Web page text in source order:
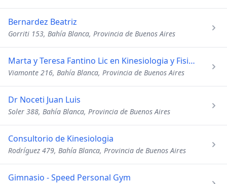
Bernardez Beatriz
Gorriti 153, Bahía Blanca, Provincia de Buenos Aires
Marta y Teresa Fantino Lic en Kinesiologia y Fisiatria
Viamonte 216, Bahía Blanca, Provincia de Buenos Aires
Dr Noceti Juan Luis
Soler 388, Bahía Blanca, Provincia de Buenos Aires
Consultorio de Kinesiologia
Rodríguez 479, Bahía Blanca, Provincia de Buenos Aires
Gimnasio - Speed Personal Gym